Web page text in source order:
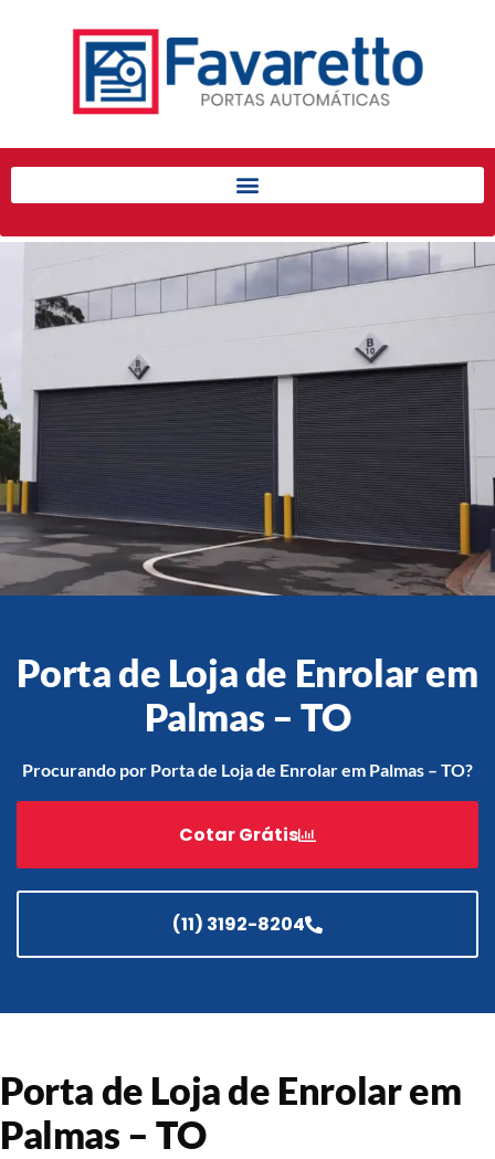
Início
Produtos
Porta de Enrolar Automática
Automatizadores
Acessórios Para Portas de
Enrolar
Pintura eletrostática
Portfólio
Contato
Acessórios
Enrolar em Teresópolis – RJ
Aldeia – RJ
Portão de Garagem de
Enrolar em São João de
Meriti – RJ
Portão de Garagem de
Enrolar em Queimados – RJ
Porta de Loja de Enrolar em
Palmas – TO
Procurando por Porta de Loja de Enrolar em Palmas – TO?
Cotar Grátis
(11) 3192-8204
Porta de Loja de Enrolar em
Palmas – TO